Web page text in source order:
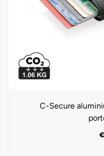
C-Secure
€